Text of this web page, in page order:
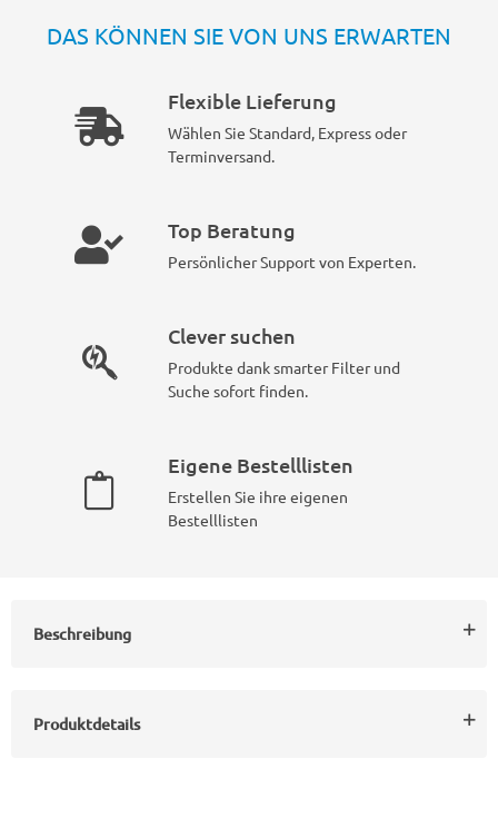
DAS KÖNNEN SIE VON UNS ERWARTEN
Flexible Lieferung
Wählen Sie Standard, Express oder
Terminversand.
Top Beratung
Persönlicher Support von Experten.
Clever suchen
Produkte dank smarter Filter und
Suche sofort finden.
Eigene Bestelllisten
Erstellen Sie ihre eigenen
Bestelllisten
Beschreibung
Produktdetails